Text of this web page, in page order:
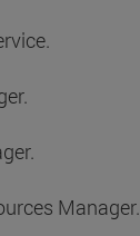
Manager.